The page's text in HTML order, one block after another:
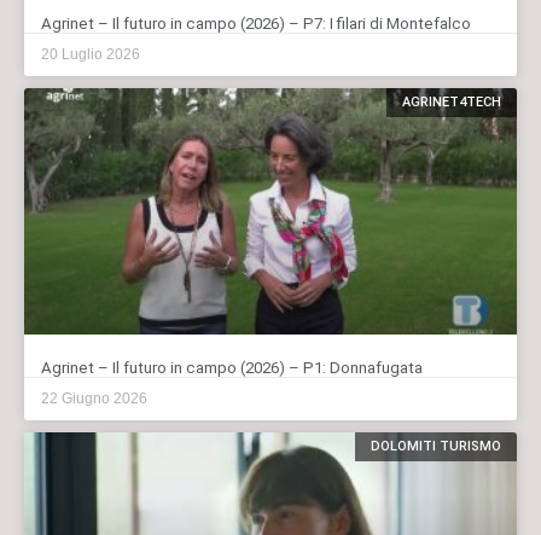
Agrinet – Il futuro in campo (2026) – P7: I filari di Montefalco
20 Luglio 2026
AGRINET4TECH
Agrinet – Il futuro in campo (2026) – P1: Donnafugata
22 Giugno 2026
DOLOMITI TURISMO